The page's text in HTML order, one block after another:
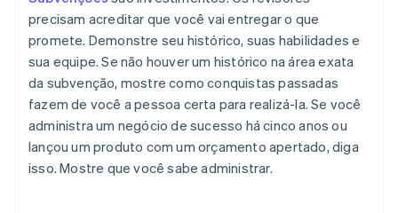
precisam acreditar que você vai entregar o que
promete. Demonstre seu histórico, suas habilidades e
sua equipe. Se não houver um histórico na área exata
da subvenção, mostre como conquistas passadas
fazem de você a pessoa certa para realizá-la. Se você
administra um negócio de sucesso há cinco anos ou
lançou um produto com um orçamento apertado, diga
isso. Mostre que você sabe administrar.